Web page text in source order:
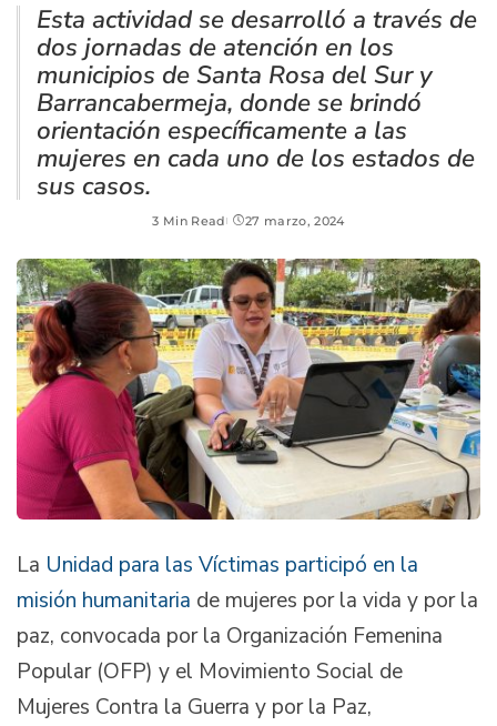
Esta actividad se desarrolló a través de
dos jornadas de atención en los
municipios de Santa Rosa del Sur y
Barrancabermeja, donde se brindó
orientación específicamente a las
mujeres en cada uno de los estados de
sus casos.
3 Min Read 27 marzo, 2024
La Unidad para las Víctimas participó en la
misión humanitaria de mujeres por la vida y por la
paz, convocada por la Organización Femenina
Popular (OFP) y el Movimiento Social de
Mujeres Contra la Guerra y por la Paz,